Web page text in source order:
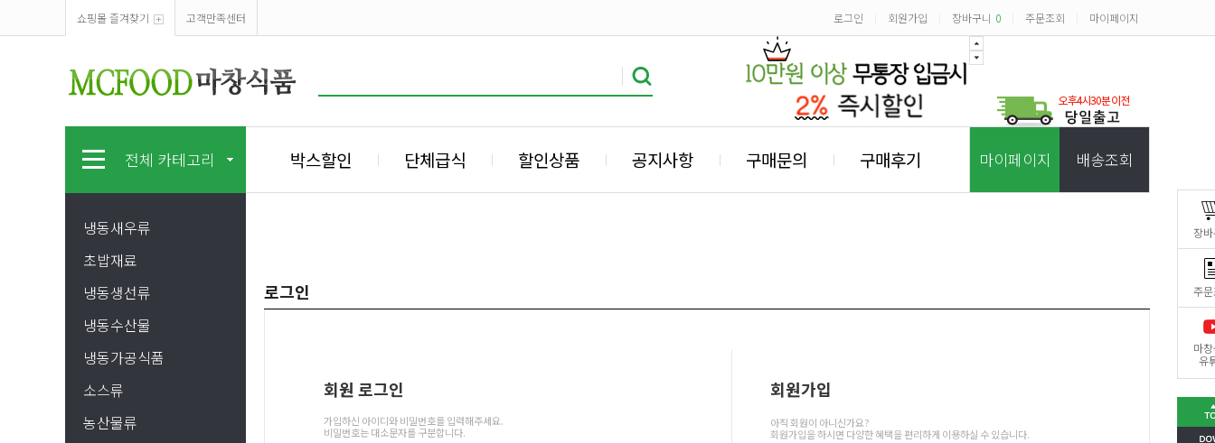
장
주
마
유
쇼핑몰 즐겨찾기 고객만족센터 로그인 회원가입 장바구니 0 주문조회 마이페이지
전체 카테고리 박스할인 단체급식 할인상품 공지사항 구매문의 구매후기 마이페이지 배송조회
냉동새우류
초밥재료
냉동생선류
냉동수산물
냉동가공식품
소스류
농산물류
로그인
회원 로그인
가입하신 아이디와 비밀번호를 입력해주세요.
비밀번호는 대소문자를 구분합니다.
회원가입
아직 회원이 아니신가요?
회원가입을 하시면 다양한 혜택을 편리하게 이용하실 수 있습니다.